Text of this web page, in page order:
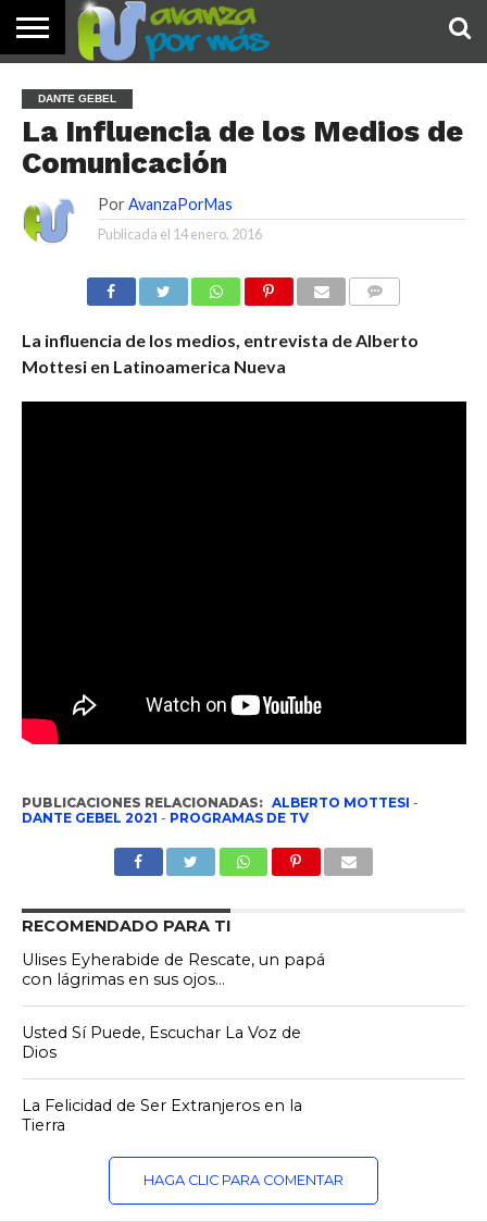
PALABRA
DE HOY
DEVOCIONALES
NOTICIAS
TESTIMONIOS
ORACIONES
SOBRE
NOSOTROS
IMÁGENES
DANTE GEBEL
La Influencia de los Medios de
Comunicación
Por AvanzaPorMas
Publicada el 14 enero, 2016
La influencia de los medios, entrevista de Alberto
Mottesi en Latinoamerica Nueva
PUBLICACIONES RELACIONADAS: ALBERTO MOTTESI -
DANTE GEBEL 2021 - PROGRAMAS DE TV
RECOMENDADO PARA TI
Ulises Eyherabide de Rescate, un papá
con lágrimas en sus ojos…
Usted Sí Puede, Escuchar La Voz de
Dios
La Felicidad de Ser Extranjeros en la
Tierra
HAGA CLIC PARA COMENTAR